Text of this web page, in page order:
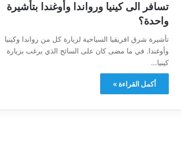
تسافر الى كينيا ورواندا وأوغندا بتأشيرة
واحدة؟
تأشيرة شرق افريقيا السياحية لزيارة كل من رواندا وكينيا
وأوغندا. في ما مضى كان على السائح الذي يرغب بزيارة
كينيا…
أكمل القراءة »